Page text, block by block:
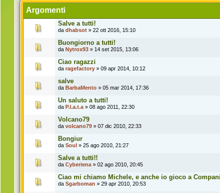
Argomenti
Salve a tutti!
da dhabsot » 22 ott 2016, 15:10
Buongiorno a tutti!
da Nytrox93 » 14 set 2015, 13:06
Ciao ragazzi
da ragefactory » 09 apr 2014, 10:12
salve
da BarbaMento » 05 mar 2014, 17:36
Un saluto a tutti!
da P.l.a.t.a » 08 ago 2011, 22:30
Volcano79
da volcano79 » 07 dic 2010, 22:33
Bongiur
da Soul » 25 ago 2010, 21:27
Salve a tutti!!
da Cyberiena » 02 ago 2010, 20:45
Ciao mi chiamo Michele, e anche io gioco a
da Sgarboman » 29 apr 2010, 20:53